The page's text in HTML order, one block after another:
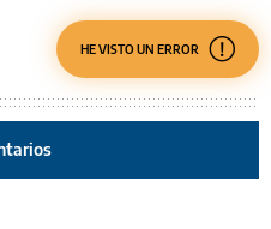
HE VISTO UN ERROR